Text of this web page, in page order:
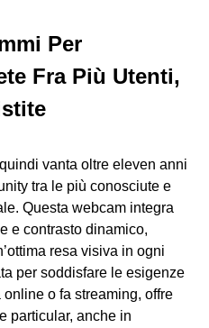
Per
Fra Più Utenti,
vanta oltre eleven anni
tra le più conosciute e
Questa webcam integra
e contrasto dinamico,
resa visiva in ogni
per soddisfare le esigenze
o fa streaming, offre
particular, anche in